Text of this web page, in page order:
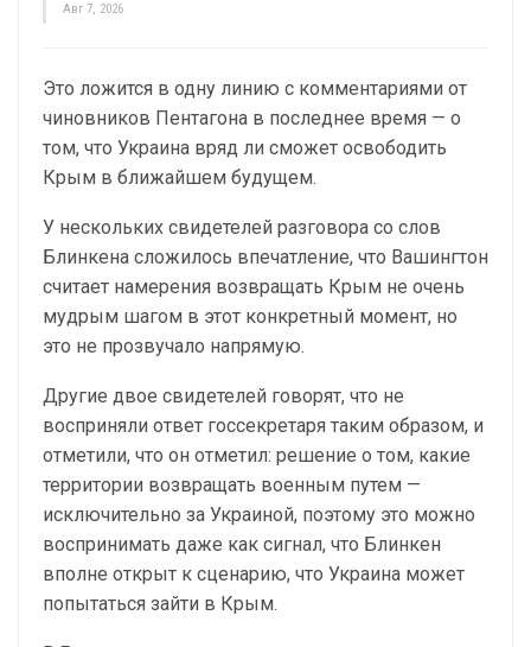
Авг 7, 2026
Это ложится в одну линию с комментариями от
чиновников Пентагона в последнее время — о
том, что Украина вряд ли сможет освободить
Крым в ближайшем будущем.
У нескольких свидетелей разговора со слов
Блинкена сложилось впечатление, что Вашингтон
считает намерения возвращать Крым не очень
мудрым шагом в этот конкретный момент, но
это не прозвучало напрямую.
Другие двое свидетелей говорят, что не
восприняли ответ госсекретаря таким образом, и
отметили, что он отметил: решение о том, какие
территории возвращать военным путем —
исключительно за Украиной, поэтому это можно
воспринимать даже как сигнал, что Блинкен
вполне открыт к сценарию, что Украина может
попытаться зайти в Крым.